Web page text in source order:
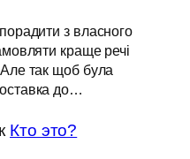
з власного
краще речі
так щоб була
до…
к Кто это?